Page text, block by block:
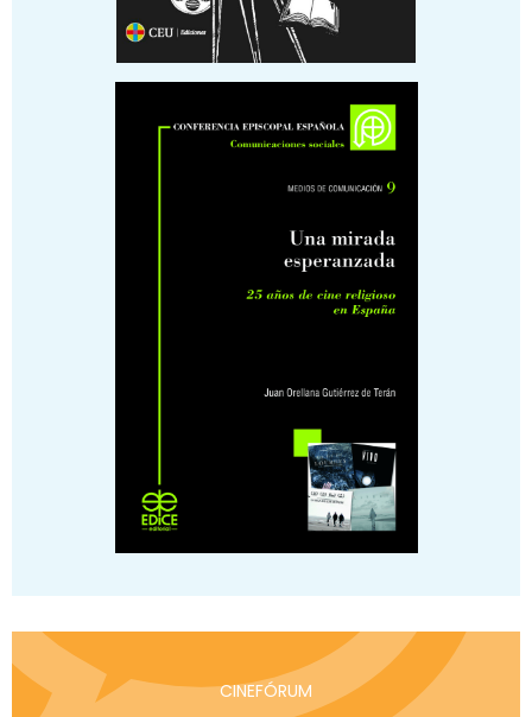
CINEFÓRUM